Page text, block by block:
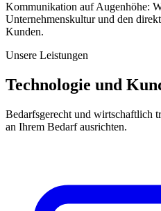
Kommunikation auf Augenhöhe:
Unternehmenskultur und den
Kunden.
Unsere Leistungen
Technologie und
Bedarfsgerecht und wirtschaftlich
an Ihrem Bedarf ausrichten.